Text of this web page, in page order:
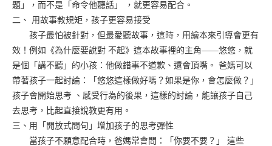
題」，而不是「命令他聽話」 ，就更容易配合。
二、 用故事教規矩，孩子更容易接受
孩子最怕被針對，但最愛聽故事，這時，用繪本來引導會更有
效！例如《為什麼要說對 不起》這本故事裡的主角——悠悠，就
是個「講不聽」的小孩：他做錯事不道歉、還會頂嘴。 爸媽可以
帶著孩子一起討論：「悠悠這樣做好嗎？如果是你，會怎麼做？」
孩子會開始思考 、感受行為的後果，這樣的討論，能讓孩子自己
去思考，比起直接說教更有用。
三、用「開放式問句」增加孩子的思考彈性
當孩子不願意配合時，爸媽常會問：「你要不要？」 這些